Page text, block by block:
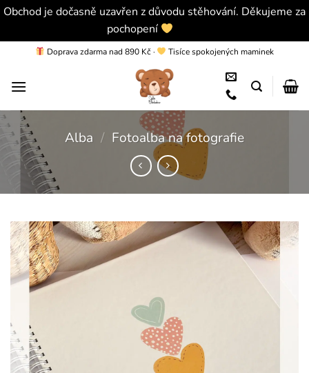
Obchod je dočasně uzavřen z důvodu stěhování. Děkujeme za
pochopení
Přeskočit
obsah
Doprava zdarma nad 890 Kč · Tisíce spokojených maminek
Alba / Fotoalba na fotografie